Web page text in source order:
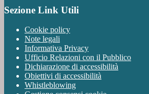
Sezione Link Utili
Cookie policy
Note legali
Informativa Privacy
Ufficio Relazioni con il Pubblico
Dichiarazione di accessibilità
Obiettivi di accessibilità
Whistleblowing